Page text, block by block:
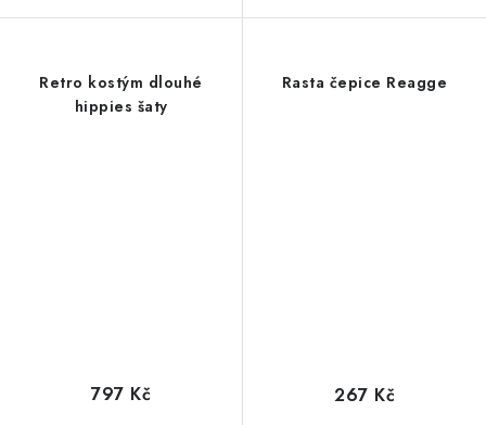
Retro kostým dlouhé
hippies šaty
797 Kč
Rasta čepice Reagge
267 Kč